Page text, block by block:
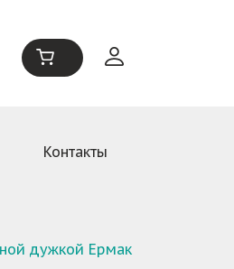
Контакты
дужкой Ермак